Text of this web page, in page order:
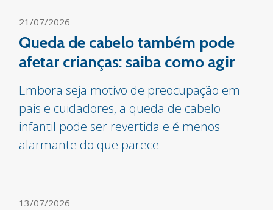
21/07/2026
Queda de cabelo também pode
afetar crianças: saiba como agir
Embora seja motivo de preocupação em
pais e cuidadores, a queda de cabelo
infantil pode ser revertida e é menos
alarmante do que parece
13/07/2026